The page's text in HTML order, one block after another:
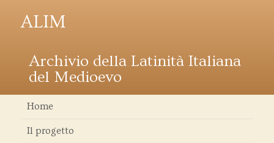
ALIM
Archivio della Latinità Italiana
del Medioevo
Home
Il progetto